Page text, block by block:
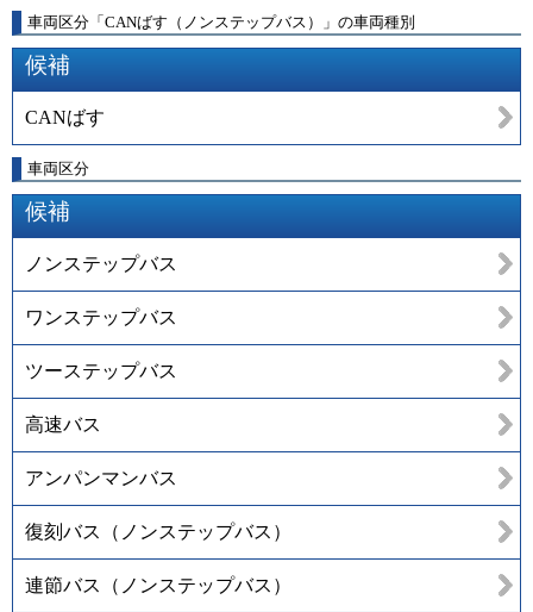
車両区分「CANばす（ノンステップバス）」の車両種別
候補
CANばす
車両区分
候補
ノンステップバス
ワンステップバス
ツーステップバス
高速バス
アンパンマンバス
復刻バス（ノンステップバス）
連節バス（ノンステップバス）